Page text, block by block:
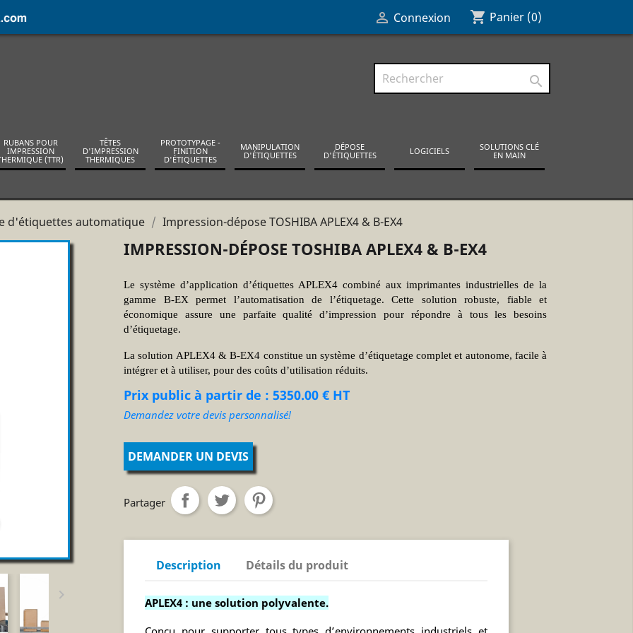
 Connexion shopping_cart Panier (0)

RUBANS POUR
IMPRESSION
(TTR)
TÊTES
D'IMPRESSION
THERMIQUES
PROTOTYPAGE -
FINITION
D'ÉTIQUETTES
MANIPULATION
D'ÉTIQUETTES
DÉPOSE
D'ÉTIQUETTES
LOGICIELS
SOLUTIONS CLÉ
EN MAIN
d'étiquettes automatique Impression-dépose TOSHIBA APLEX4 & B-EX4

IMPRESSION-DÉPOSE TOSHIBA APLEX4 & B-EX4
Le système d’application d’étiquettes APLEX4 combiné aux imprimantes industrielles de la
gamme B-EX permet l’automatisation de l’étiquetage. Cette solution robuste, fiable et
économique assure une parfaite qualité d’impression pour répondre à tous les besoins
d’étiquetage.
La solution APLEX4 & B-EX4 constitue un système d’étiquetage complet et autonome, facile à
intégrer et à utiliser, pour des coûts d’utilisation réduits.
Prix public à partir de : 5350.00 € HT
Demandez votre devis personnalisé!
DEMANDER UN DEVIS
Partager
Description Détails du produit
APLEX4 : une solution polyvalente.